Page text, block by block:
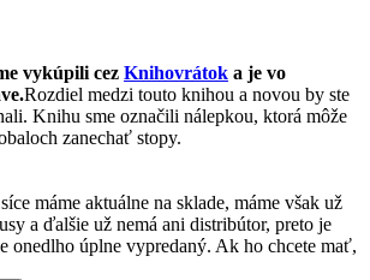
vykúpili cez Knihovrátok a je vo
Rozdiel medzi touto knihou a novou by ste
Knihu sme označili nálepkou, ktorá môže
zanechať stopy.
máme aktuálne na sklade, máme však už
a ďalšie už nemá ani distribútor, preto je
onedlho úplne vypredaný. Ak ho chcete mať,